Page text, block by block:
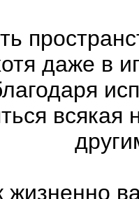
даже в
всякая
жизненно